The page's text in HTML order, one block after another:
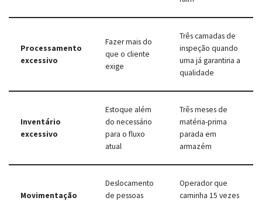
Processamento
excessivo
Fazer mais do
que o cliente
exige
Três camadas de
inspeção quando
uma já garantiria a
qualidade
Inventário
excessivo
Estoque além
do necessário
para o fluxo
atual
Três meses de
matéria-prima
parada em
armazém
Movimentação
Deslocamento
de pessoas
Operador que
caminha 15 vezes